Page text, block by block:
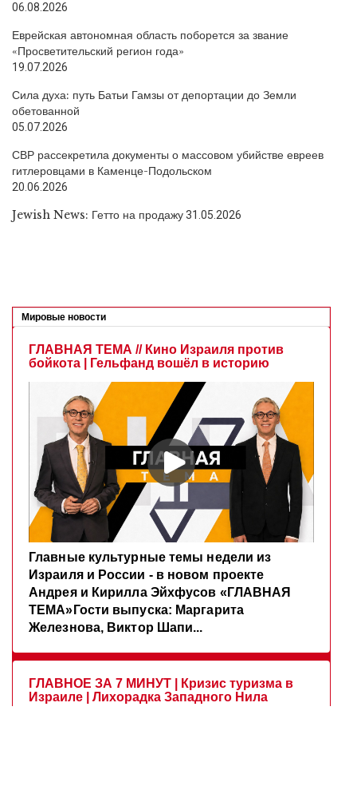
06.08.2026
Еврейская автономная область поборется за звание
«Просветительский регион года»
19.07.2026
Сила духа: путь Батьи Гамзы от депортации до Земли
обетованной
05.07.2026
СВР рассекретила документы о массовом убийстве евреев
гитлеровцами в Каменце-Подольском
20.06.2026
Jewish News: Гетто на продажу31.05.2026